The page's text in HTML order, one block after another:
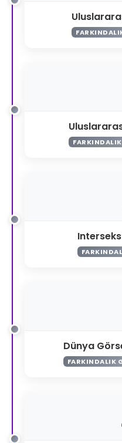
Interseks
Dünya
FARKINDALIK